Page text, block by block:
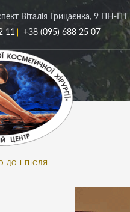
Віталія Грицаєнка, 9 ПН-ПТ
11
+38 (095) 688 25 07
ДО І ПІСЛЯ